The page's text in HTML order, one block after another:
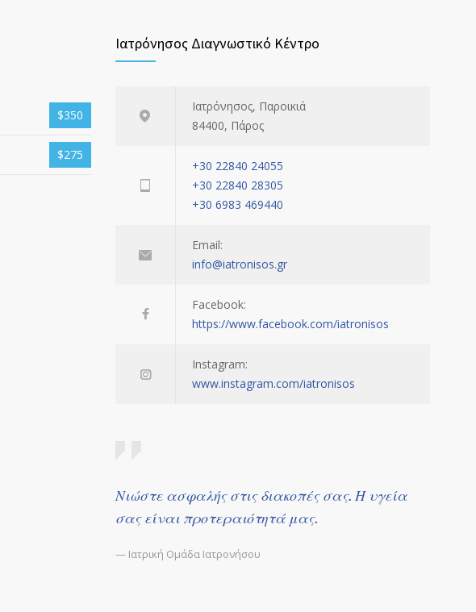
$350
$275
Ιατρόνησος Διαγνωστικό Κέντρο
Ιατρόνησος, Παροικιά
84400, Πάρος
+30 22840 24055
+30 22840 28305
+30 6983 469440
Email:
info@iatronisos.gr
Facebook:
https://www.facebook.com/iatronisos
Instagram:
www.instagram.com/iatronisos
Νιώστε ασφαλής στις διακοπές σας. Η υγεία
σας είναι προτεραιότητά μας.
— Ιατρική Ομάδα Ιατρονήσου